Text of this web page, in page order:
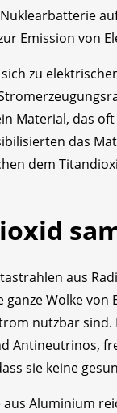
Emission von
zu
Material, das
das
dem
aus
ganze Wolke
nutzbar sind.
Antineutrinos,
sie keine
aus Aluminium